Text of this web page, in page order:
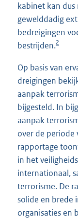
kabinet kan
gewelddadig
bedreigingen
bestrijden.2
Op basis van
dreigingen
aanpak
bijgesteld. In
aanpak
over de
rapportage
in het
internationaal,
terrorisme. De
solide en brede
organisaties en